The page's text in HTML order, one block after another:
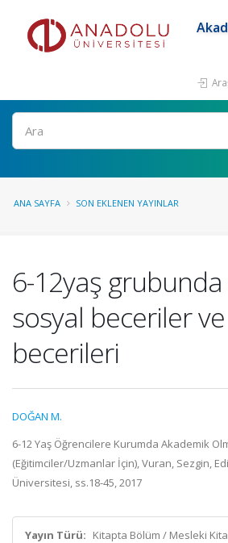
Ara
ANA SAYFA SON EKLENEN YAYINLAR
6-12yaş
sosyal beceriler
becerileri
DOĞAN M.
6-12 Yaş Öğrencilere Kurumda Akademik
(Eğitimciler/Uzmanlar İçin), Vuran, Sezgin,
Üniversitesi, ss.18-45, 2017
Yayın Türü: Kitapta Bölüm / Mesleki